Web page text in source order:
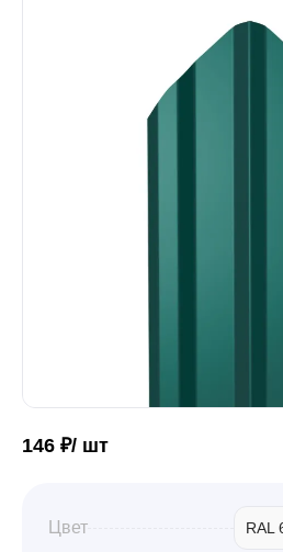
Чёрный
Сваи винтовые
Профили для
146 ₽/ шт
Цвет RAL